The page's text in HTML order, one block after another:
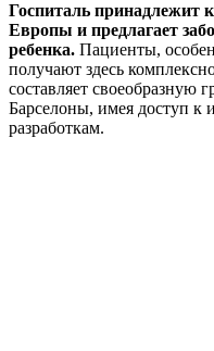
Госпиталь
Европы и предлагает
ребенка. Пациенты,
получают здесь
составляет своеобразную
Барселоны, имея доступ
разработкам.